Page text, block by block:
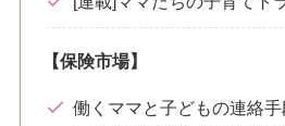
【保険市場】
働くママと子どもの連絡